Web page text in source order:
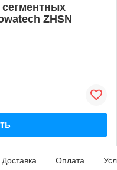
ZHSN
Доставка Оплата